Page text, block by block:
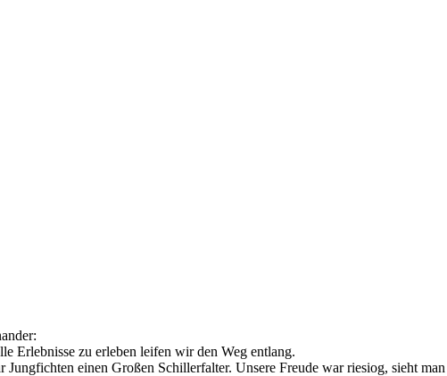
Erlebnisse zu erleben leifen wir den Weg entlang.
einen Großen Schillerfalter. Unsere Freude war riesiog, sieht